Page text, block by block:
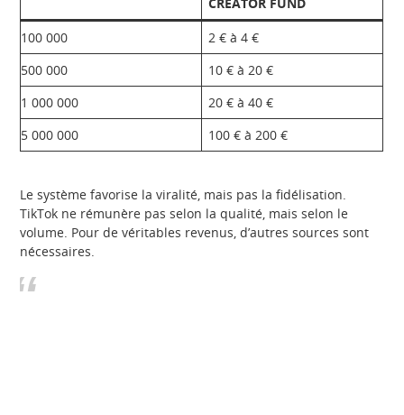
100 000
2 € à 4 €
500 000
10 € à 20 €
1 000 000
20 € à 40 €
5 000 000
100 € à 200 €
Le système favorise la viralité, mais pas la fidélisation.
TikTok ne rémunère pas selon la qualité, mais selon le
volume. Pour de véritables revenus, d’autres sources sont
nécessaires.